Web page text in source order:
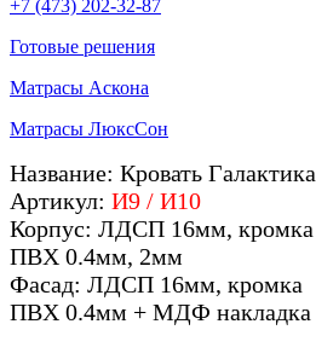
+7 (473) 202-32-87
Готовые решения
Матрасы Аскона
Матрасы ЛюксСон
Название: Кровать Галактика
Артикул: И9 / И10
Корпус: ЛДСП 16мм, кромка
ПВХ 0.4мм, 2мм
Фасад: ЛДСП 16мм, кромка
ПВХ 0.4мм + МДФ накладка